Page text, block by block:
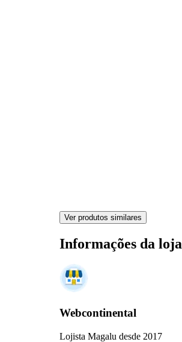
Ver produtos similares
Informações da loja
Webcontinental
Lojista Magalu desde 2017